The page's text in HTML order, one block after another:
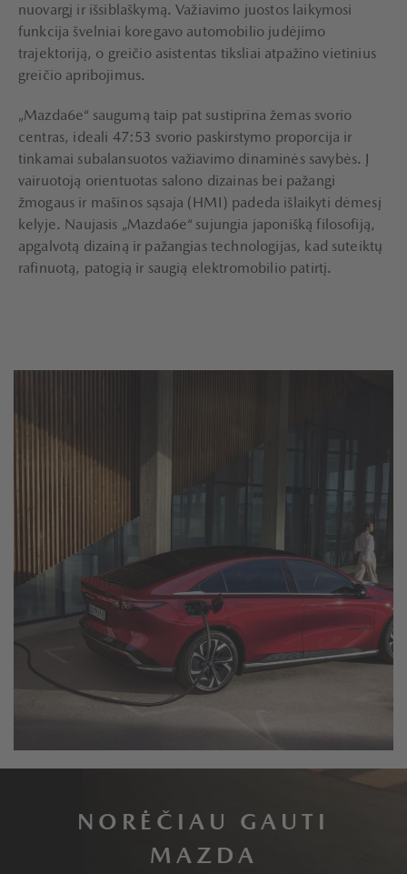
nuovargį ir išsiblaškymą. Važiavimo juostos laikymosi
funkcija švelniai koregavo automobilio judėjimo
trajektoriją, o greičio asistentas tiksliai atpažino vietinius
greičio apribojimus.
„Mazda6e“ saugumą taip pat sustiprina žemas svorio
centras, ideali 47:53 svorio paskirstymo proporcija ir
tinkamai subalansuotos važiavimo dinaminės savybės. Į
vairuotoją orientuotas salono dizainas bei pažangi
žmogaus ir mašinos sąsaja (HMI) padeda išlaikyti dėmesį
kelyje. Naujasis „Mazda6e“ sujungia japonišką filosofiją,
apgalvotą dizainą ir pažangias technologijas, kad suteiktų
rafinuotą, patogią ir saugią elektromobilio patirtį.
NORĖČIAU GAUTI
MAZDA